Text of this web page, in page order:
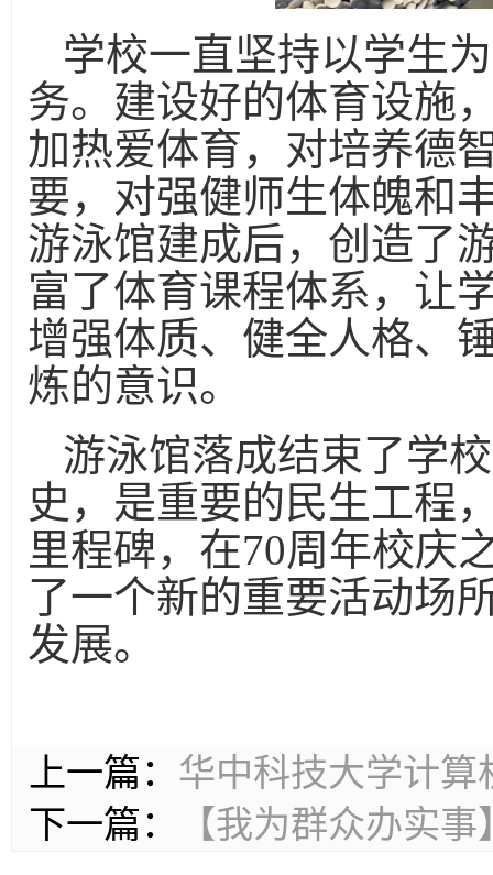
学校一直坚持以学生
务。建设好的体育设施
加热爱体育，对培养德
要，对强健师生体魄和
游泳馆建成后，创造了
富了体育课程体系，让
增强体质、健全人格、
炼的意识。
游泳馆落成结束了学
史，是重要的民生工程
里程碑，在70周年校庆
了一个新的重要活动场
发展。
上一篇： 华中科技大学计
下一篇：
【我为群众办实